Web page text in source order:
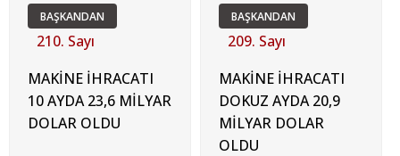
BAŞKANDAN
210. Sayı
MAKİNE İHRACATI
10 AYDA 23,6 MİLYAR
DOLAR OLDU
BAŞKANDAN
209. Sayı
MAKİNE İHRACATI
DOKUZ AYDA 20,9
MİLYAR DOLAR
OLDU